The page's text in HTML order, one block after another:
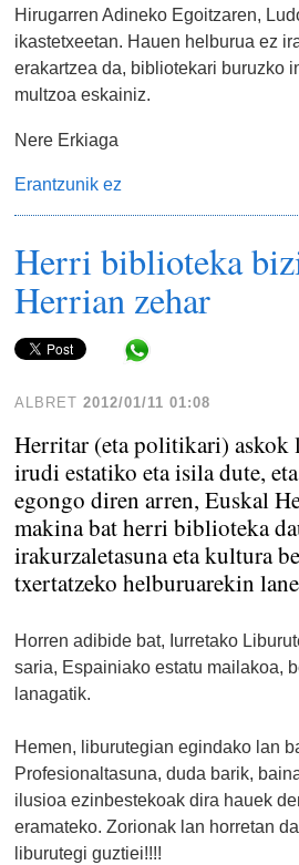
Hirugarren Adineko Egoitzaren,
ikastetxeetan. Hauen helburua ez
erakartzea da, bibliotekari buruzko
multzoa eskainiz.
Nere Erkiaga
Erantzunik ez
Herri biblioteka
Herrian zehar
ALBRET 2012/01/11 01:08
Herritar (eta politikari) askok
irudi estatiko eta isila dute,
egongo diren arren, Euskal
makina bat herri biblioteka
irakurzaletasuna eta kultura
txertatzeko helburuarekin
Horren adibide bat, Iurretako
saria, Espainiako estatu mailakoa,
lanagatik.
Hemen, liburutegian egindako lan
Profesionaltasuna, duda barik,
ilusioa ezinbestekoak dira hauek
eramateko. Zorionak lan horretan
liburutegi guztiei!!!!